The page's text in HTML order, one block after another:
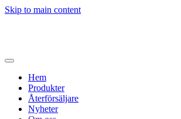
Skip to main content
Hem
Produkter
Återförsäljare
Nyheter